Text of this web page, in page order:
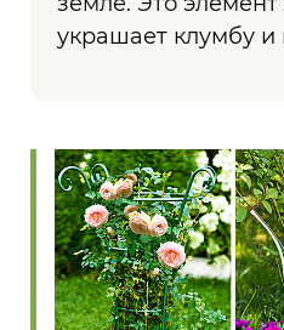
украшает клумбу и